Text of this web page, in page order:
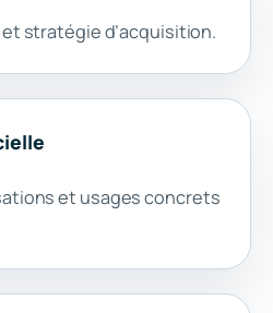
stratégie d’acquisition.
et usages concrets